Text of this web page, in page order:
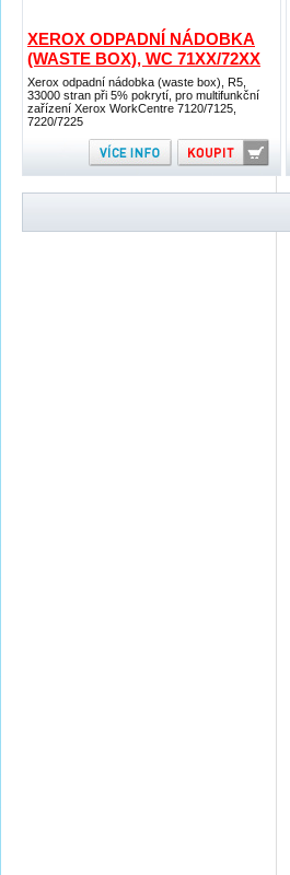
XEROX ODPADNÍ NÁDOBKA
(WASTE BOX), WC 71XX/72XX
Xerox odpadní nádobka (waste box), R5,
33000 stran při 5% pokrytí, pro multifunkční
zařízení Xerox WorkCentre 7120/7125,
7220/7225